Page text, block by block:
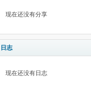
现在还没有分享
日志
现在还没有日志